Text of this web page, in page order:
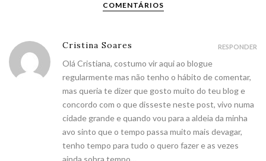
COMENTÁRIOS
Cristina Soares
Olá Cristiana, costumo vir aqui ao blogue
regularmente mas não tenho o hábito de comentar,
mas queria te dizer que gosto muito do teu blog e
concordo com o que disseste neste post, vivo numa
cidade grande e quando vou para a aldeia da minha
avo sinto que o tempo passa muito mais devagar,
tenho tempo para tudo o quero fazer e as vezes
ainda sobra tempo…
RESPONDER